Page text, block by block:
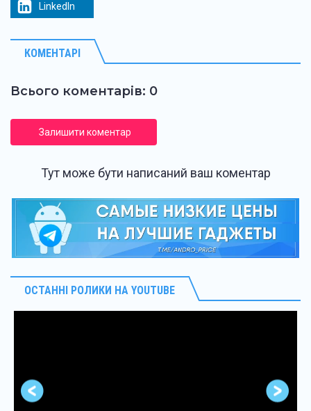
LinkedIn
КОМЕНТАРІ
Всього коментарів: 0
Залишити коментар
Тут може бути написаний ваш коментар
ОСТАННІ РОЛИКИ НА YOUTUBE